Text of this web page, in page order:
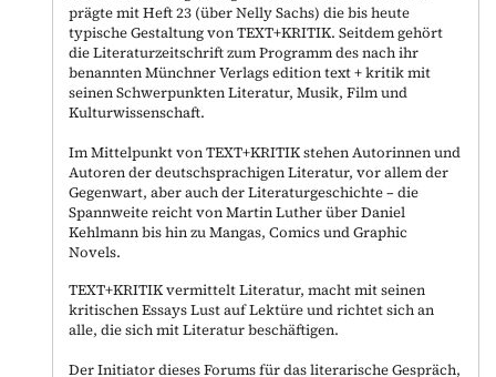
prägte mit Heft 23 (über Nelly Sachs) die bis heute
typische Gestaltung von TEXT+KRITIK. Seitdem gehört
die Literaturzeitschrift zum Programm des nach ihr
benannten Münchner Verlags edition text + kritik mit
seinen Schwerpunkten Literatur, Musik, Film und
Kulturwissenschaft.
Im Mittelpunkt von TEXT+KRITIK stehen Autorinnen und
Autoren der deutschsprachigen Literatur, vor allem der
Gegenwart, aber auch der Literaturgeschichte – die
Spannweite reicht von Martin Luther über Daniel
Kehlmann bis hin zu Mangas, Comics und Graphic
Novels.
TEXT+KRITIK vermittelt Literatur, macht mit seinen
kritischen Essays Lust auf Lektüre und richtet sich an
alle, die sich mit Literatur beschäftigen.
Der Initiator dieses Forums für das literarische Gespräch,